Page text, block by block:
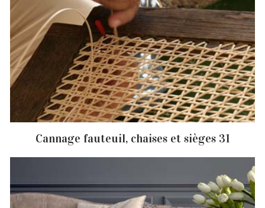
Cannage fauteuil, chaises et sièges 31